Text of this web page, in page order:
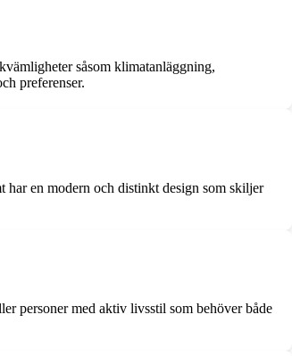
såsom klimatanläggning,
preferenser.
en modern och distinkt design som skiljer
personer med aktiv livsstil som behöver både